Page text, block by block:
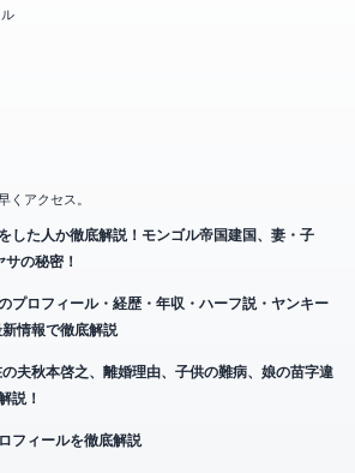
くアクセス。
した人か徹底解説！モンゴル帝国建国、妻・子
の秘密！
プロフィール・経歴・年収・ハーフ説・ヤンキー
情報で徹底解説
の夫秋本啓之、離婚理由、子供の難病、娘の苗字違
説！
フィールを徹底解説